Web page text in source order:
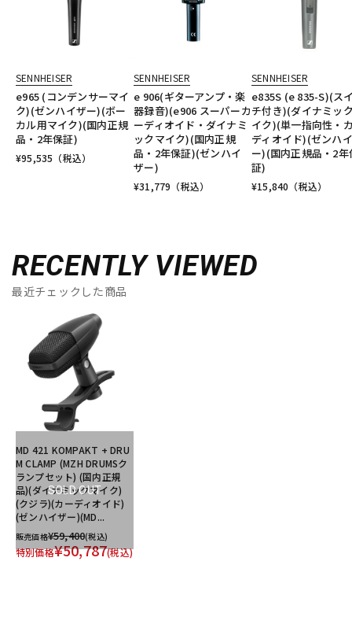
SENNHEISER
e965 (コンデンサーマイ
ク)(ゼンハイザー)(ボー
カル用マイク)(国内正規
品・2年保証)
¥95,535 （税込）
SENNHEISER
e 906(ギターアンプ・楽
器録音)(e906 スーパーカ
ーディオイド・ダイナミ
ックマイク)(国内正規
品・2年保証)(ゼンハイ
ザー)
¥31,779 （税込）
SENNHEISER
e835S (e 835-S)(ス
チ付き)(ダイナミッ
イク)(単一指向性・
ディオイド)(ゼンハ
ー)(国内正規品・2年
証)
¥15,840 （税込）
RECENTLY VIEWED
最近チェックした商品
SOLD OUT
MD 421 KOMPAKT + DRU
M CLAMP (MZH DRUMSク
ランプセット) (国内正規
品)(ダイナミックマイク)
(クジラ)(カーディオイド)
(ゼンハイザー)(MD...
販売価格¥59,400(税込)
特別価格¥50,787(税込)